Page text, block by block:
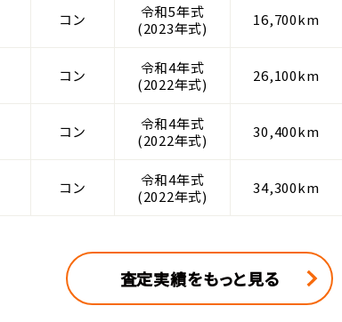
コン
令和5年式
(2023年式)
16,700km
コン
令和4年式
(2022年式)
26,100km
コン
令和4年式
(2022年式)
30,400km
コン
令和4年式
(2022年式)
34,300km
査定実績をもっと見る